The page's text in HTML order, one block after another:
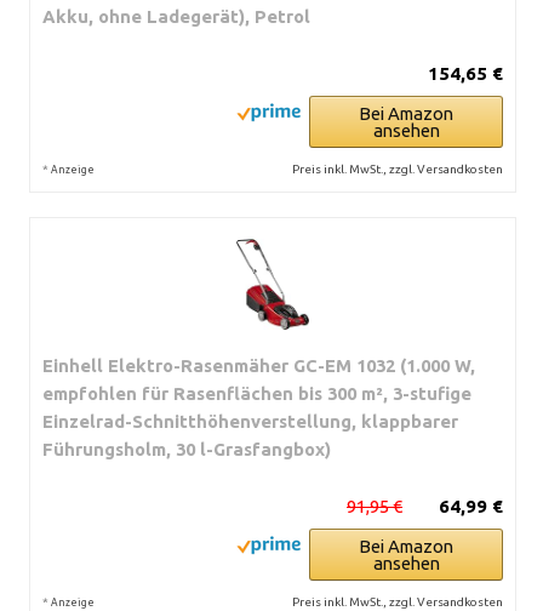
Akku, ohne Ladegerät), Petrol
154,65 €
Bei Amazon
ansehen
* Anzeige Preis inkl. MwSt., zzgl. Versandkosten
Einhell Elektro-Rasenmäher GC-EM 1032 (1.000 W,
empfohlen für Rasenflächen bis 300 m², 3-stufige
Einzelrad-Schnitthöhenverstellung, klappbarer
Führungsholm, 30 l-Grasfangbox)
64,99 €
91,95 €
Bei Amazon
ansehen
* Anzeige Preis inkl. MwSt., zzgl. Versandkosten